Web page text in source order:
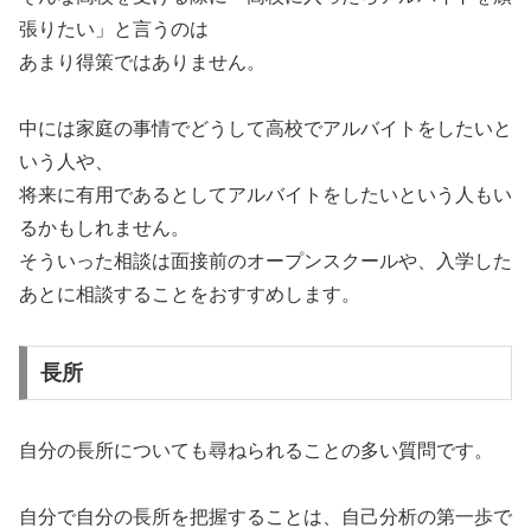
張りたい」と言うのは
あまり得策ではありません。
中には家庭の事情でどうして高校でアルバイトをしたいと
いう人や、
将来に有用であるとしてアルバイトをしたいという人もい
るかもしれません。
そういった相談は面接前のオープンスクールや、入学した
あとに相談することをおすすめします。
長所
自分の長所についても尋ねられることの多い質問です。
自分で自分の長所を把握することは、自己分析の第一歩で